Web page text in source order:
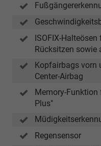
ISOFIX-
Rücksitzen sowie
Kopfairbags vorn
Center-Airbag
Memory-
Plus"
Regensensor